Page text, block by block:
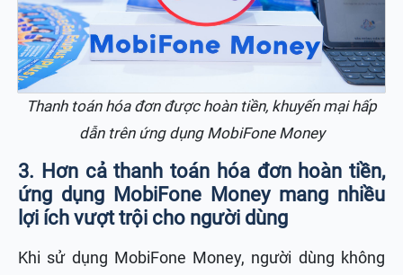
Thanh toán hóa đơn được hoàn tiền, khuyến mại hấp
dẫn trên ứng dụng MobiFone Money
3. Hơn cả thanh toán hóa đơn hoàn tiền,
ứng dụng MobiFone Money mang nhiều
lợi ích vượt trội cho người dùng
Khi sử dụng MobiFone Money, người dùng không